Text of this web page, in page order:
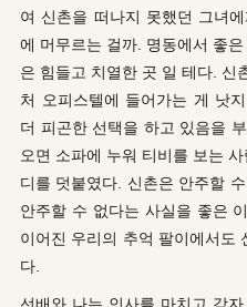
여 신촌을 떠나지 못했던 그녀
에 머무르는 걸까. 명동에서 좋
은 힘들고 치열한 곳 일 테다. 신
처 오피스텔에 들어가는 게 낫
더 피곤한 선택을 하고 있음을
오면 소파에 누워 티비를 보는
디를 덧붙였다. 신촌은 안주할
안주할 수 없다는 사실을 좋은
이어진 우리의 추억 팔이에서도
다.